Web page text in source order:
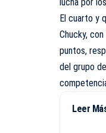
lucha por
El cuarto y
Chucky,
puntos,
del grupo
Leer